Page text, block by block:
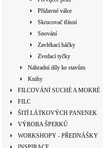
Přídavné válce
Skrucovač třásní
Snování
Zavlékací háčky
Zvedací tyčky
Náhradní díly ke stavům
Knihy
FILCOVÁNÍ SUCHÉ A MOKRÉ
FILC
ŠITÍ LÁTKOVÝCH PANENEK
VÝROBA ŠPERKŮ
WORKSHOPY - PŘEDNÁŠKY